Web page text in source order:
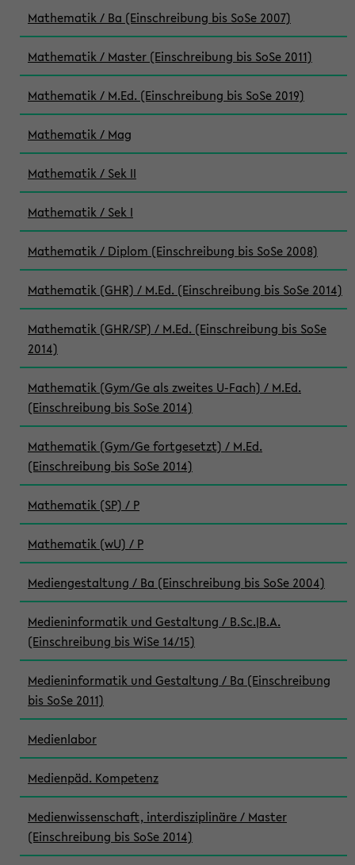
Mathematik / Ba (Einschreibung bis SoSe 2007)
Mathematik / Master (Einschreibung bis SoSe 2011)
Mathematik / M.Ed. (Einschreibung bis SoSe 2019)
Mathematik / Mag
Mathematik / Sek II
Mathematik / Sek I
Mathematik / Diplom (Einschreibung bis SoSe 2008)
Mathematik (GHR) / M.Ed. (Einschreibung bis SoSe 2014)
Mathematik (GHR/SP) / M.Ed. (Einschreibung bis SoSe
2014)
Mathematik (Gym/Ge als zweites U-Fach) / M.Ed.
(Einschreibung bis SoSe 2014)
Mathematik (Gym/Ge fortgesetzt) / M.Ed.
(Einschreibung bis SoSe 2014)
Mathematik (SP) / P
Mathematik (wU) / P
Mediengestaltung / Ba (Einschreibung bis SoSe 2004)
Medieninformatik und Gestaltung / B.Sc.|B.A.
(Einschreibung bis WiSe 14/15)
Medieninformatik und Gestaltung / Ba (Einschreibung
bis SoSe 2011)
Medienlabor
Medienpäd. Kompetenz
Medienwissenschaft, interdisziplinäre / Master
(Einschreibung bis SoSe 2014)